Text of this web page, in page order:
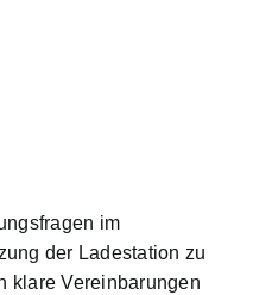
im
der Ladestation zu
klare Vereinbarungen